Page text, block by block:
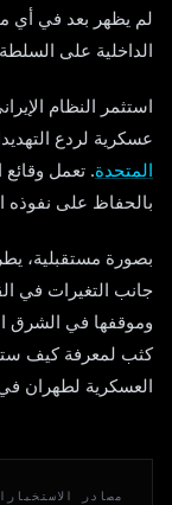
لم يظهر بعد في أي
الداخلية على
استثمر النظام
عسكرية لردع
المتحدة. تعمل وقائع
بالحفاظ على نفوذه
بصورة مستقبلية،
جانب التغيرات في
وموقفها في الشرق
كثب لمعرفة كيف
العسكرية لطهران
مصادر